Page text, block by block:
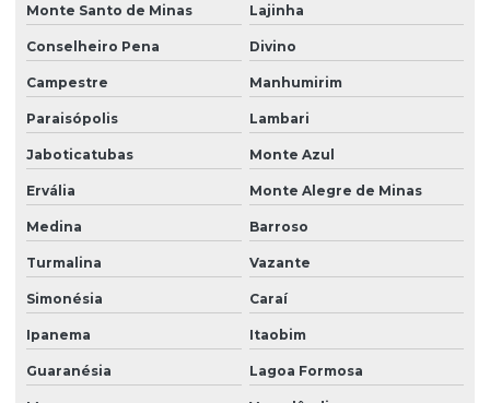
Monte Santo de Minas Lajinha
Conselheiro Pena Divino
Campestre Manhumirim
Paraisópolis Lambari
Jaboticatubas Monte Azul
Ervália Monte Alegre de Minas
Medina Barroso
Turmalina Vazante
Simonésia Caraí
Ipanema Itaobim
Guaranésia Lagoa Formosa